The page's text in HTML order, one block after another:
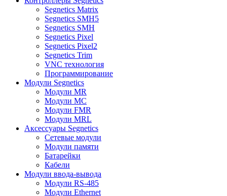
Segnetics Matrix
Segnetics SMH5
Segnetics SMH
Segnetics Pixel
Segnetics Pixel2
Segnetics Trim
VNC технология
Программирование
Модули Segnetics
Модули MR
Модули MC
Модули FMR
Модули MRL
Аксессуары Segnetics
Сетевые модули
Модули памяти
Батарейки
Кабели
Модули ввода-вывода
Модули RS-485
Модули Ethernet